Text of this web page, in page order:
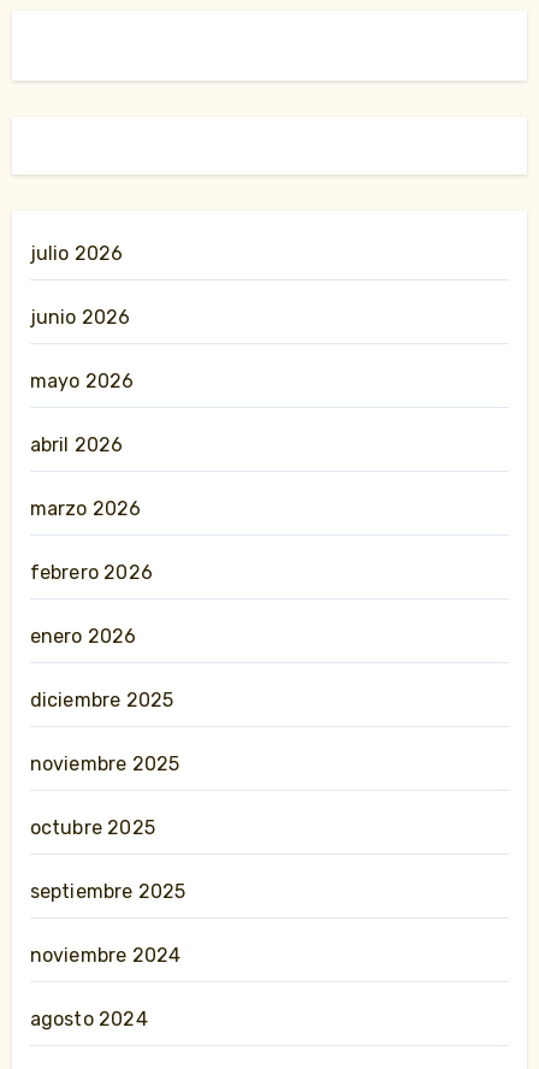
julio 2026
junio 2026
mayo 2026
abril 2026
marzo 2026
febrero 2026
enero 2026
diciembre 2025
noviembre 2025
octubre 2025
septiembre 2025
noviembre 2024
agosto 2024